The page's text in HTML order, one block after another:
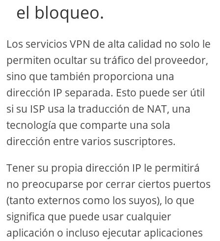
el bloqueo.
Los servicios VPN de alta calidad no solo le
permiten ocultar su tráfico del proveedor,
sino que también proporciona una
dirección IP separada. Esto puede ser útil
si su ISP usa la traducción de NAT, una
tecnología que comparte una sola
dirección entre varios suscriptores.
Tener su propia dirección IP le permitirá
no preocuparse por cerrar ciertos puertos
(tanto externos como los suyos), lo que
significa que puede usar cualquier
aplicación o incluso ejecutar aplicaciones